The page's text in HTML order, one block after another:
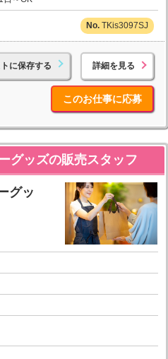
TKis3097SJ
に保存する 詳細を見る
このお仕事に応募
ッズの販売スタッフ
グッ